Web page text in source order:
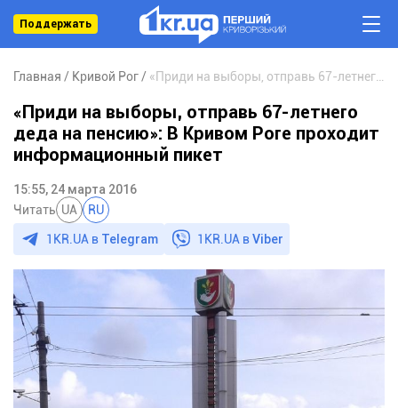
Поддержать
Главная Кривой Рог
«Приди на выборы, отправь 67-летнего
деда на пенсию»: В Кривом Роге проходит
информационный пикет
15:55, 24 марта 2016
Читать UA RU
1KR.UA в Telegram 1KR.UA вViber